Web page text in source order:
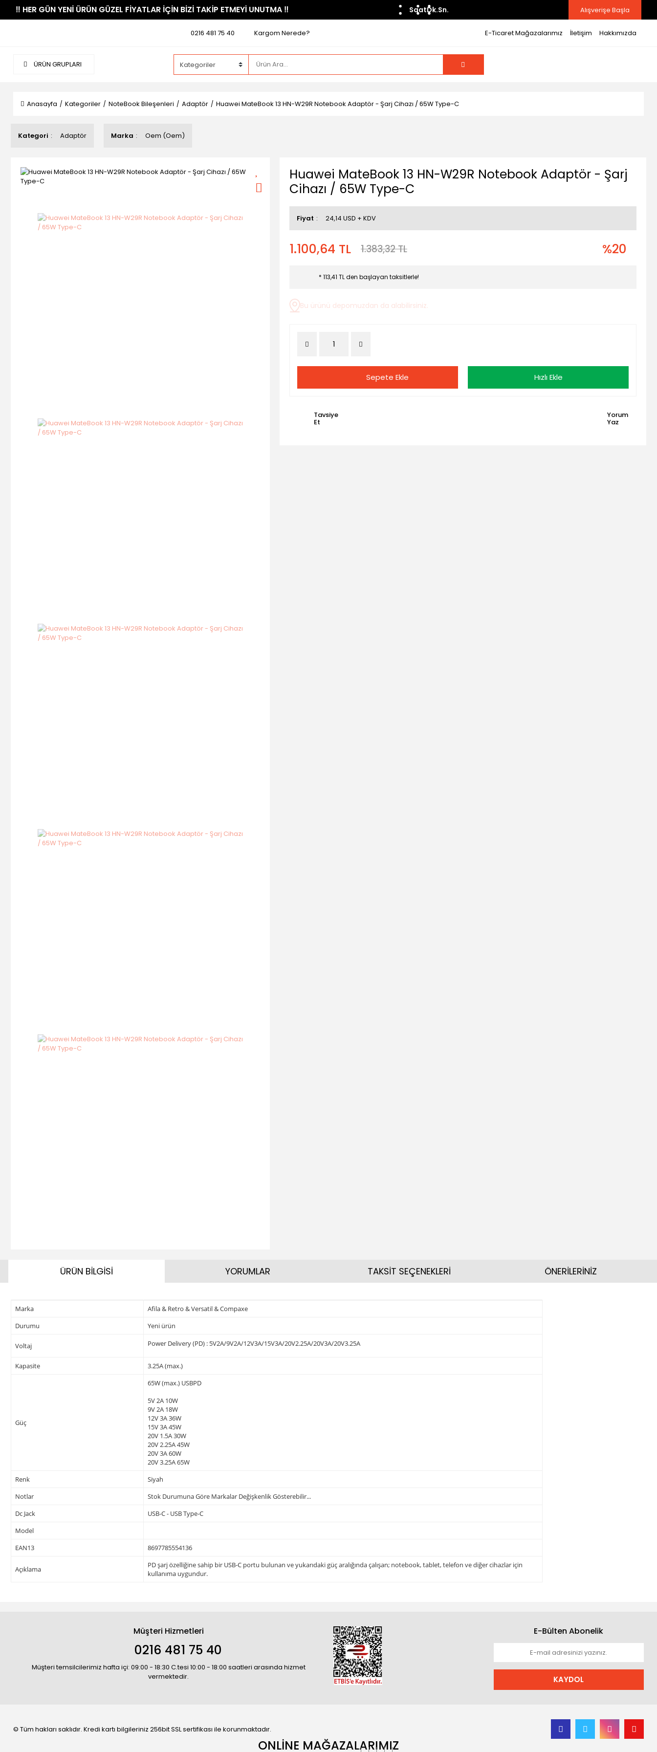
​‼️​ HER GÜN YENİ ÜRÜN GÜZEL FİYATLAR İÇİN BİZİ TAKİP ETMEYİ UNUTMA ​‼️​ SaatDk.Sn. Alışverişe Başla
0216 481 75 40 Kargom Nerede? E-Ticaret Mağazalarımız İletişim Hakkımızda
ÜRÜN GRUPLARI
Anasayfa Kategoriler NoteBook Bileşenleri Adaptör Huawei MateBook 13 HN-W29R Notebook Adaptör - Şarj Cihazı / 65W Type-C
Kategori Adaptör Marka Oem (Oem)
Huawei MateBook 13 HN-W29R Notebook Adaptör - Şarj
Cihazı / 65W Type-C
Fiyat 24,14 USD + KDV
1.100,64 TL 1.383,32 TL %20
* 113,41 TL den başlayan taksitlerle!
Bu ürünü depomuzdan da alabilirsiniz.
Sepete Ekle Hızlı Ekle
Tavsiye
Et
Yorum
Yaz
ÜRÜN BİLGİSİ
Marka
Afila & Retro & Versatil & Compaxe
Durumu
Yeni ürün
Voltaj Power Delivery (PD) : 5V2A/9V2A/12V3A/15V3A/20V2.25A/20V3A/20V3.25A
Kapasite 3.25A (max.)
Güç
65W (max.) USBPD
5V 2A 10W
9V 2A 18W
12V 3A 36W
15V 3A 45W
20V 1.5A 30W
20V 2.25A 45W
20V 3A 60W
20V 3.25A 65W
Renk
Siyah
Notlar
Stok Durumuna Göre Markalar Değişkenlik Gösterebilir...
Dc Jack
USB-C - USB Type-C
Model
EAN13
8697785554136
Açıklama
PD şarj özelliğine sahip bir USB-C portu bulunan ve yukarıdaki güç aralığında çalışan; notebook, tablet, telefon ve diğer cihazlar için
kullanıma uygundur.
YORUMLAR TAKSİT SEÇENEKLERİ ÖNERİLERİNİZ
Müşteri Hizmetleri
0216 481 75 40
Müşteri temsilcilerimiz hafta içi: 09:00 - 18:30 C.tesi 10:00 - 18:00 saatleri arasında hizmet
vermektedir.
E-Bülten Abonelik
KAYDOL
© Tüm hakları saklıdır. Kredi kartı bilgileriniz 256bit SSL sertifikası ile korunmaktadır.
ONLİNE MAĞAZALARIMIZ